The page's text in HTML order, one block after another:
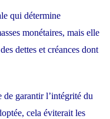
qui détermine
monétaires, mais elle
dettes et créances dont
garantir l’intégrité du
cela éviterait les